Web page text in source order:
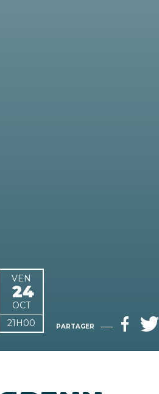
VEN
24
OCT
21H00
PARTAGER